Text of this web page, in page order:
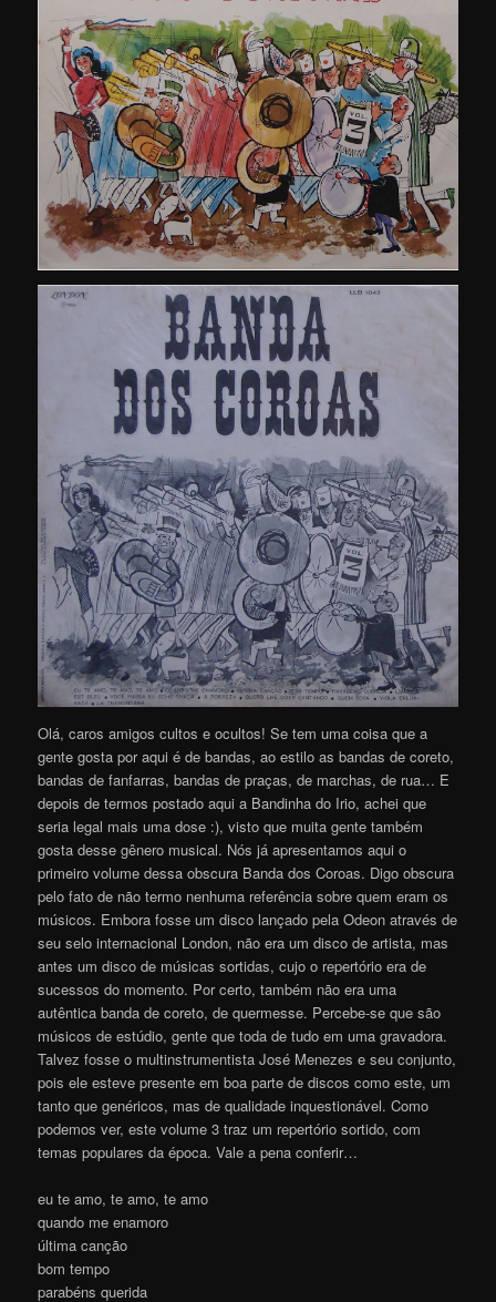
Olá, caros amigos cultos e ocultos! Se tem uma coisa que a
gente gosta por aqui é de bandas, ao estilo as bandas de coreto,
bandas de fanfarras, bandas de praças, de marchas, de rua… E
depois de termos postado aqui a Bandinha do Irio, achei que
seria legal mais uma dose :), visto que muita gente também
gosta desse gênero musical. Nós já apresentamos aqui o
primeiro volume dessa obscura Banda dos Coroas. Digo obscura
pelo fato de não termo nenhuma referência sobre quem eram os
músicos. Embora fosse um disco lançado pela Odeon através de
seu selo internacional London, não era um disco de artista, mas
antes um disco de músicas sortidas, cujo o repertório era de
sucessos do momento. Por certo, também não era uma
autêntica banda de coreto, de quermesse. Percebe-se que são
músicos de estúdio, gente que toda de tudo em uma gravadora.
Talvez fosse o multinstrumentista José Menezes e seu conjunto,
pois ele esteve presente em boa parte de discos como este, um
tanto que genéricos, mas de qualidade inquestionável. Como
podemos ver, este volume 3 traz um repertório sortido, com
temas populares da época. Vale a pena conferir…
eu te amo, te amo, te amo
quando me enamoro
última canção
bom tempo
parabéns querida